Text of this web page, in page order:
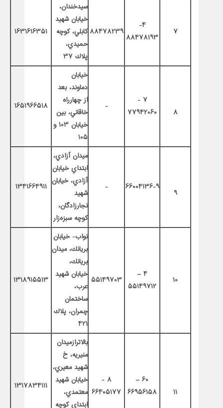
7
4-
88478193
88478239
سيدخندان،
خيابان شهيد
كابلي، كوچه
حميدي،
پلاك 37
1631616351
8
7 -
77942060
-
خيابان
دماوند، بعد
از چهارراه
خاقاني، بين
خيابان 103 و
105
1651966518
9
66004136-9
-
ميدان آزادي،
ابتداي خيابان
آزادي، خيابان
شهيد
نجارزادگان،
كوچه سبزه‌زار
1341664911
10
4 –
55149712
55149703
نواب- خيابان
بريانك، ميدان
بريانك،
خيابان شهيد
عرب،
ساختمان
چمران، پلاك
421
1318915513
11
60 –
66956158
8 -
66405177
بالاترازميدان
منيريه، خ
شهيد معيري،
خيابان شهيد
معتمدي،
ابتداي كوچه
1317834111